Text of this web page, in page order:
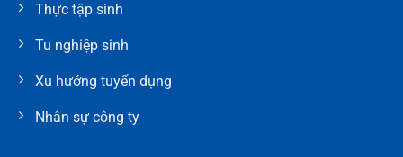
Thực tập sinh
Tu nghiệp sinh
Xu hướng tuyển dụng
Nhân sự công ty